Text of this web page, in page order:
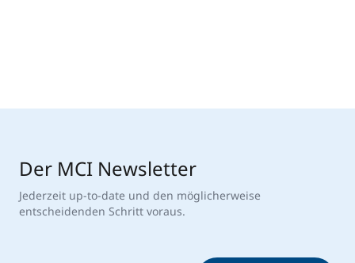
Der MCI Newsletter
Jederzeit up-to-date und den möglicherweise
entscheidenden Schritt voraus.